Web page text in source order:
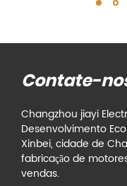
Contate-
Changzhou jiayi
Desenvolvimento
Xinbei, cidade de
fabricação de
vendas.